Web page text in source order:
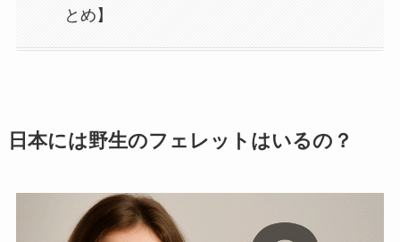
とめ】
日本には野生のフェレットはいるの？